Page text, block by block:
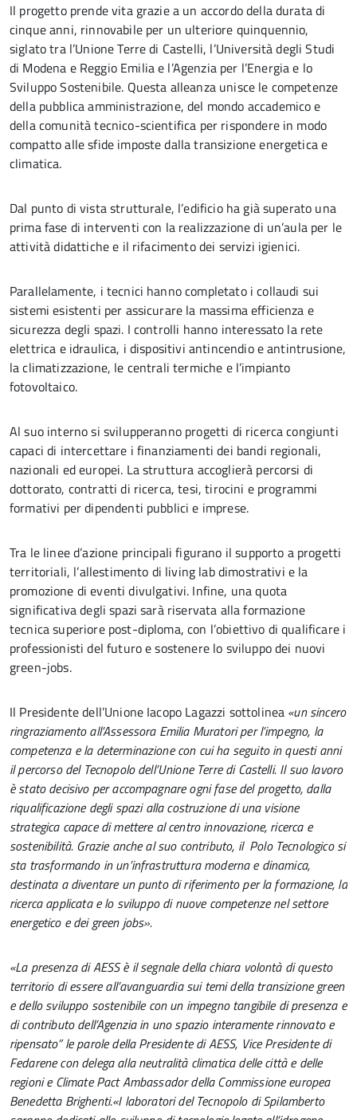
Il progetto prende vita grazie a un accordo della durata di
cinque anni, rinnovabile per un ulteriore quinquennio,
siglato tra l’Unione Terre di Castelli, l’Università degli Studi
di Modena e Reggio Emilia e l’Agenzia per l’Energia e lo
Sviluppo Sostenibile. Questa alleanza unisce le competenze
della pubblica amministrazione, del mondo accademico e
della comunità tecnico-scientifica per rispondere in modo
compatto alle sfide imposte dalla transizione energetica e
climatica.
Dal punto di vista strutturale, l’edificio ha già superato una
prima fase di interventi con la realizzazione di un’aula per le
attività didattiche e il rifacimento dei servizi igienici.
Parallelamente, i tecnici hanno completato i collaudi sui
sistemi esistenti per assicurare la massima efficienza e
sicurezza degli spazi. I controlli hanno interessato la rete
elettrica e idraulica, i dispositivi antincendio e antintrusione,
la climatizzazione, le centrali termiche e l’impianto
fotovoltaico.
Al suo interno si svilupperanno progetti di ricerca congiunti
capaci di intercettare i finanziamenti dei bandi regionali,
nazionali ed europei. La struttura accoglierà percorsi di
dottorato, contratti di ricerca, tesi, tirocini e programmi
formativi per dipendenti pubblici e imprese.
Tra le linee d’azione principali figurano il supporto a progetti
territoriali, l’allestimento di living lab dimostrativi e la
promozione di eventi divulgativi. Infine, una quota
significativa degli spazi sarà riservata alla formazione
tecnica superiore post-diploma, con l’obiettivo di qualificare i
professionisti del futuro e sostenere lo sviluppo dei nuovi
green-jobs.
Il Presidente dell’Unione Iacopo Lagazzi sottolinea «un sincero
ringraziamento all’Assessora Emilia Muratori per l’impegno, la
competenza e la determinazione con cui ha seguito in questi anni
il percorso del Tecnopolo dell’Unione Terre di Castelli. Il suo lavoro
è stato decisivo per accompagnare ogni fase del progetto, dalla
riqualificazione degli spazi alla costruzione di una visione
strategica capace di mettere al centro innovazione, ricerca e
sostenibilità. Grazie anche al suo contributo, il Polo Tecnologico si
sta trasformando in un’infrastruttura moderna e dinamica,
destinata a diventare un punto di riferimento per la formazione, la
ricerca applicata e lo sviluppo di nuove competenze nel settore
energetico e dei green jobs».
«La presenza di AESS è il segnale della chiara volontà di questo
territorio di essere all’avanguardia sui temi della transizione green
e dello sviluppo sostenibile con un impegno tangibile di presenza e
di contributo dell’Agenzia in uno spazio interamente rinnovato e
ripensato” le parole della Presidente di AESS, Vice Presidente di
Fedarene con delega alla neutralità climatica delle città e delle
regioni e Climate Pact Ambassador della Commissione europea
Benedetta Brighenti.«I laboratori del Tecnopolo di Spilamberto